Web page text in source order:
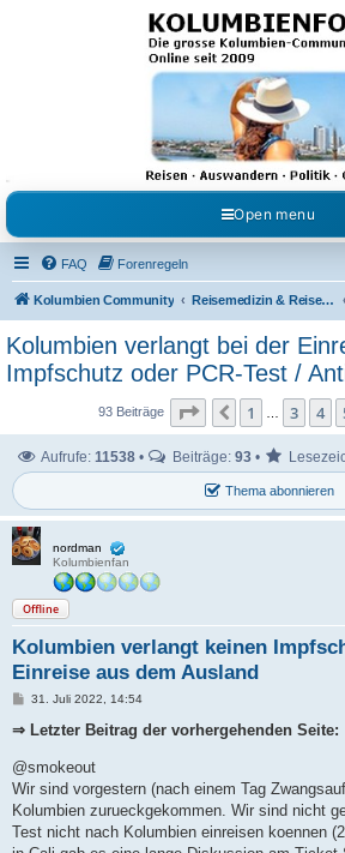
Kolumbienforum - Das
grosse Forum der
Freunde Kolumbiens
Reisen, Auswandern, Kultur, Politik, Geschichte und
Austausch, Erfahrungen und Gemeinschaft im
Open menu
FAQ Forenregeln
Kolumbien Community Reisemedizin & Reisehinweise
Kolumbien verlangt bei der
Impfschutz oder PCR-Test /
93 Beiträge Seite von 7
Vorherige
1 … 3 4
Thema abonnieren
Aufrufe: 11538 • Beiträge: 93 •
nordman
Kolumbienfan
Offline
Kolumbien verlangt keinen
Einreise aus dem Ausland
B
a
g
31. Juli 2022, 14:54
⇒ Letzter Beitrag der vorhergehenden Seite:
@smokeout
Wir sind vorgestern (nach einem Tag
Kolumbien zurueckgekommen. Wir sind nicht
Test nicht nach Kolumbien einreisen koennen